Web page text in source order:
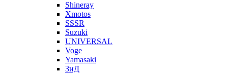
Shineray
Xmotos
SSSR
Suzuki
UNIVERSAL
Voge
Yamasaki
ЗиД